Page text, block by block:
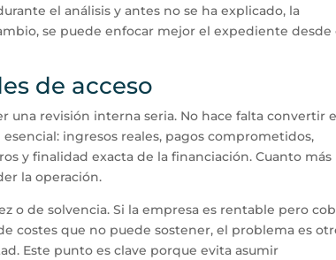
el análisis y antes no se ha explicado, la
se puede enfocar mejor el expediente desde
de acceso
revisión interna seria. No hace falta convertir
ingresos reales, pagos comprometidos,
y finalidad exacta de la financiación. Cuanto más
la operación.
o de solvencia. Si la empresa es rentable pero
costes que no puede sostener, el problema es
Este punto es clave porque evita asumir